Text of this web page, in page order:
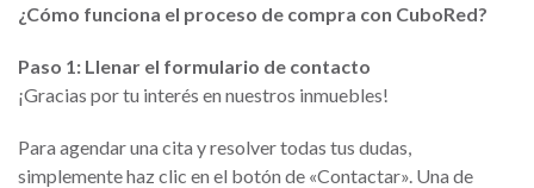
¿Cómo funciona el proceso de compra con CuboRed?
Paso 1: Llenar el formulario de contacto
¡Gracias por tu interés en nuestros inmuebles!
Para agendar una cita y resolver todas tus dudas,
simplemente haz clic en el botón de «Contactar». Una de